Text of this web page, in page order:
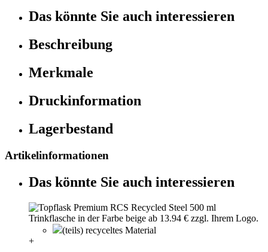
Das könnte Sie auch interessieren
Beschreibung
Merkmale
Druckinformation
Lagerbestand
Artikelinformationen
Das könnte Sie auch interessieren
(teils) recyceltes Material
+